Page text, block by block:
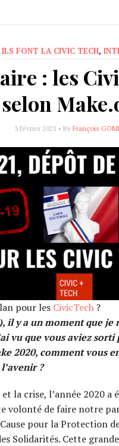
ILS FONT LA CIVIC TECH,
: les
selon
3 février 2021 • By François
pour les CivicTech ?
il y a un moment que je
vu que vous aviez
2020, comment vous
?
la crise, l’année 2020
volonté de faire notre
pour la Protection
Solidarités. Cette